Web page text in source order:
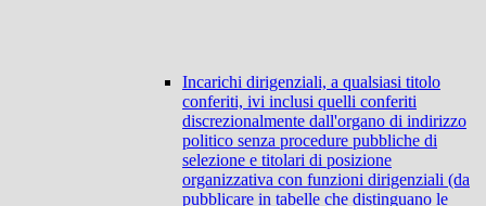
Incarichi dirigenziali, a qualsiasi titolo
conferiti, ivi inclusi quelli conferiti
discrezionalmente dall'organo di indirizzo
politico senza procedure pubbliche di
selezione e titolari di posizione
organizzativa con funzioni dirigenziali (da
pubblicare in tabelle che distinguano le